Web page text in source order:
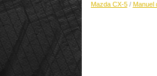
Mazda CX-5/ Manuel